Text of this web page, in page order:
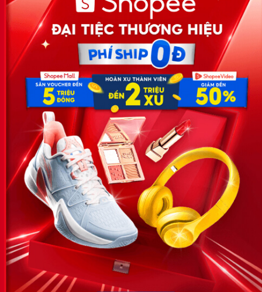
Công ty TNHH Eyeplus Online
Địa chỉ: Số 81, ngõ 68, đường Cầu Giấy, Tổ 05, Phường Quan
Hoa, Quận Cầu Giấy, TP Hà Nội, Việt Nam
SĐT: 0981 448 766
Email:
hotro@timviec.com.vn
VỀ CHÚNG TÔI
News.timviec.com.vn là website cung cấp thông tin liên quan đến
nhân sự, nghề nghiệp do Timviec.com.vn vận hành nhằm giúp
doanh nghiệp, nhân sự tuyển dụng, người đi làm, người tìm việc
cập nhật thông tin và đáp ứng được mong muốn của mình.
KẾT NỐI
Giấy phép hoạt động dịch vụ
việc làm số 54/2019/SLĐTBXH-
GP do Sở lao động thương
binh và xã hội cấp ngày 30
tháng 12 năm 2019.